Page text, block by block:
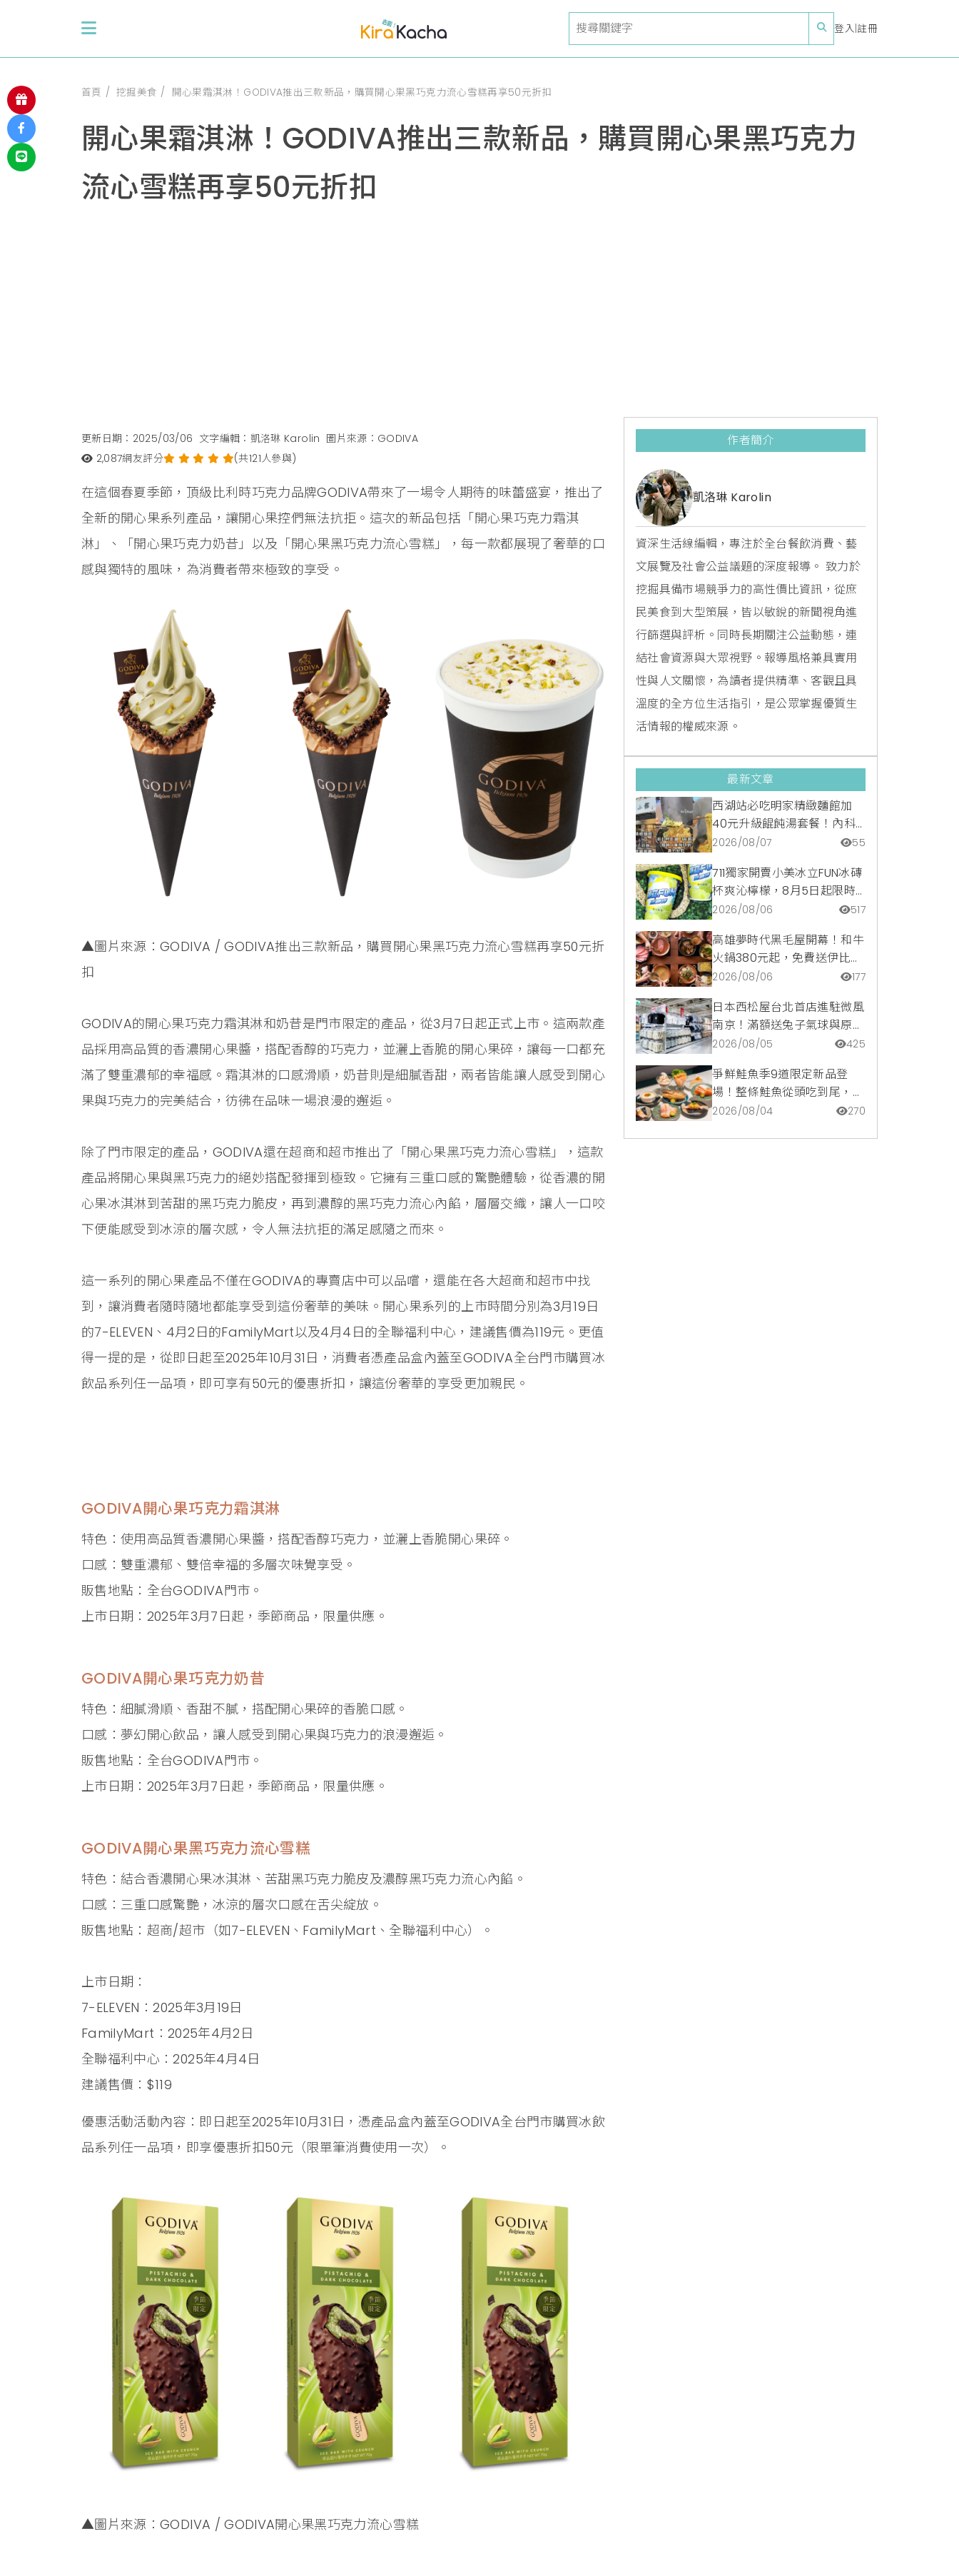
登入 註冊
首頁 挖掘美食 開心果霜淇淋！GODIVA推出三款新品，購買開心果黑巧克力流心雪糕再享50元折扣
開心果霜淇淋！GODIVA推出三款新品，購買開心果黑巧克力
流心雪糕再享50元折扣
更新日期：2025/03/06 文字編輯：凱洛琳 Karolin 圖片來源：GODIVA
2,087網友評分 (共121人參與)
在這個春夏季節，頂級比利時巧克力品牌GODIVA帶來了一場令人期待的味蕾盛宴，推出了
全新的開心果系列產品，讓開心果控們無法抗拒。這次的新品包括「開心果巧克力霜淇
淋」、「開心果巧克力奶昔」以及「開心果黑巧克力流心雪糕」，每一款都展現了奢華的口
感與獨特的風味，為消費者帶來極致的享受。
▲圖片來源：GODIVA / GODIVA推出三款新品，購買開心果黑巧克力流心雪糕再享50元折
扣
GODIVA的開心果巧克力霜淇淋和奶昔是門市限定的產品，從3月7日起正式上市。這兩款產
品採用高品質的香濃開心果醬，搭配香醇的巧克力，並灑上香脆的開心果碎，讓每一口都充
滿了雙重濃郁的幸福感。霜淇淋的口感滑順，奶昔則是細膩香甜，兩者皆能讓人感受到開心
果與巧克力的完美結合，彷彿在品味一場浪漫的邂逅。
除了門市限定的產品，GODIVA還在超商和超市推出了「開心果黑巧克力流心雪糕」，這款
產品將開心果與黑巧克力的絕妙搭配發揮到極致。它擁有三重口感的驚艷體驗，從香濃的開
心果冰淇淋到苦甜的黑巧克力脆皮，再到濃醇的黑巧克力流心內餡，層層交織，讓人一口咬
下便能感受到冰涼的層次感，令人無法抗拒的滿足感隨之而來。
這一系列的開心果產品不僅在GODIVA的專賣店中可以品嚐，還能在各大超商和超市中找
到，讓消費者隨時隨地都能享受到這份奢華的美味。開心果系列的上市時間分別為3月19日
的7-ELEVEN、4月2日的FamilyMart以及4月4日的全聯福利中心，建議售價為119元。更值
得一提的是，從即日起至2025年10月31日，消費者憑產品盒內蓋至GODIVA全台門市購買冰
飲品系列任一品項，即可享有50元的優惠折扣，讓這份奢華的享受更加親民。
GODIVA開心果巧克力霜淇淋
特色：使用高品質香濃開心果醬，搭配香醇巧克力，並灑上香脆開心果碎。
口感：雙重濃郁、雙倍幸福的多層次味覺享受。
販售地點：全台GODIVA門市。
上市日期：2025年3月7日起，季節商品，限量供應。
GODIVA開心果巧克力奶昔
特色：細膩滑順、香甜不膩，搭配開心果碎的香脆口感。
口感：夢幻開心飲品，讓人感受到開心果與巧克力的浪漫邂逅。
販售地點：全台GODIVA門市。
上市日期：2025年3月7日起，季節商品，限量供應。
GODIVA開心果黑巧克力流心雪糕
特色：結合香濃開心果冰淇淋、苦甜黑巧克力脆皮及濃醇黑巧克力流心內餡。
口感：三重口感驚艷，冰涼的層次口感在舌尖綻放。
販售地點：超商/超市（如7-ELEVEN、FamilyMart、全聯福利中心）。
上市日期：
7-ELEVEN：2025年3月19日
FamilyMart：2025年4月2日
全聯福利中心：2025年4月4日
建議售價：$119
優惠活動活動內容：即日起至2025年10月31日，憑產品盒內蓋至GODIVA全台門市購買冰飲
品系列任一品項，即享優惠折扣50元（限單筆消費使用一次）。
▲圖片來源：GODIVA / GODIVA開心果黑巧克力流心雪糕
作者簡介
凱洛琳 Karolin
資深生活線編輯，專注於全台餐飲消費、藝
文展覽及社會公益議題的深度報導。 致力於
挖掘具備市場競爭力的高性價比資訊，從庶
民美食到大型策展，皆以敏銳的新聞視角進
行篩選與評析。同時長期關注公益動態，連
結社會資源與大眾視野。報導風格兼具實用
性與人文關懷，為讀者提供精準、客觀且具
溫度的全方位生活指引，是公眾掌握優質生
活情報的權威來源。
最新文章
西湖站必吃明家精緻麵館加
40元升級餛飩湯套餐！內科
隱藏版爆汁臭豆腐麵與牛肉麵
2026/08/07 55
711獨家開賣小美冰立FUN冰磚
杯爽沁檸檬，8月5日起限時
嚐鮮價39元特調咖啡氣泡水
2026/08/06 517
高雄夢時代黑毛屋開幕！和牛
火鍋380元起，免費送伊比利
豬再享青森蘋果冰淇淋加購
2026/08/06 177
日本西松屋台北首店進駐微風
南京！滿額送兔子氣球與原創
托特包，指定夏裝享8折優惠
2026/08/05 425
爭鮮鮭魚季9道限定新品登
場！整條鮭魚從頭吃到尾，鹹
甜鮭魚卵霜淇淋開吃，滿額再
2026/08/04 270